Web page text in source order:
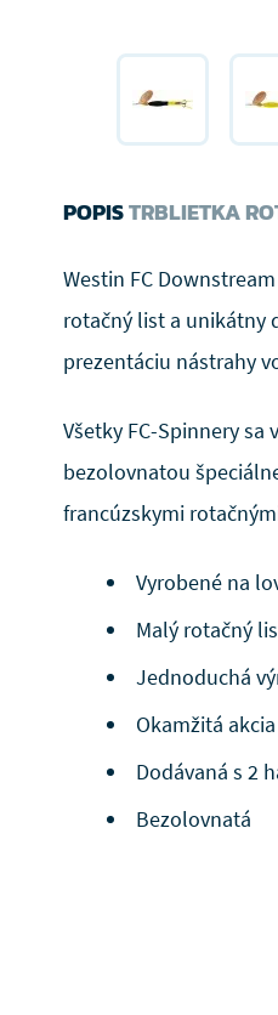
POPISTRBLIETKA
Westin FC
rotačný list a unikátny
prezentáciu nástrahy
Všetky FC-Spinnery
bezolovnatou
francúzskymi
Vyrobené na
Malý rotačný
Jednoduchá
Okamžitá akcia
Dodávaná s 2
Bezolovnatá